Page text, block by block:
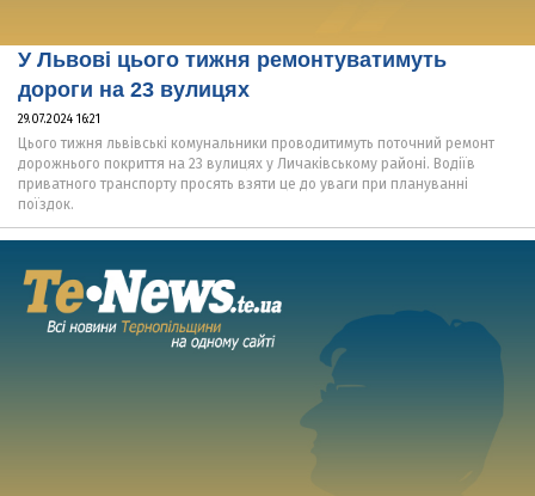
У Львові цього тижня ремонтуватимуть
дороги на 23 вулицях
29.07.2024 16:21
Цього тижня львівські комунальники проводитимуть поточний ремонт
дорожнього покриття на 23 вулицях у Личаківському районі. Водіїв
приватного транспорту просять взяти це до уваги при плануванні
поїздок.